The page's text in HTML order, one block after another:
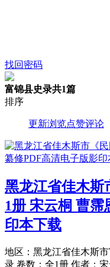
找回密码
富锦县史录共1篇
排序
更新浏览点赞评论
黑龙江省佳木斯
1册 宋云桐 曹
印本下载
地区：黑龙江省佳木斯
录 卷数：全1册 作者：